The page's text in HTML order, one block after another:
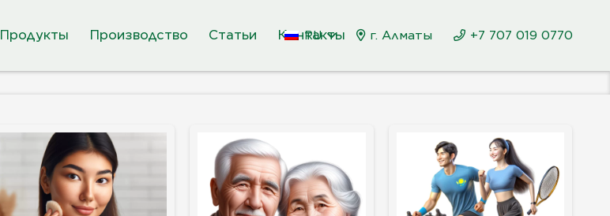
Продукты Производство Статьи Контакты
RU г. Алматы +7 707 019 0770